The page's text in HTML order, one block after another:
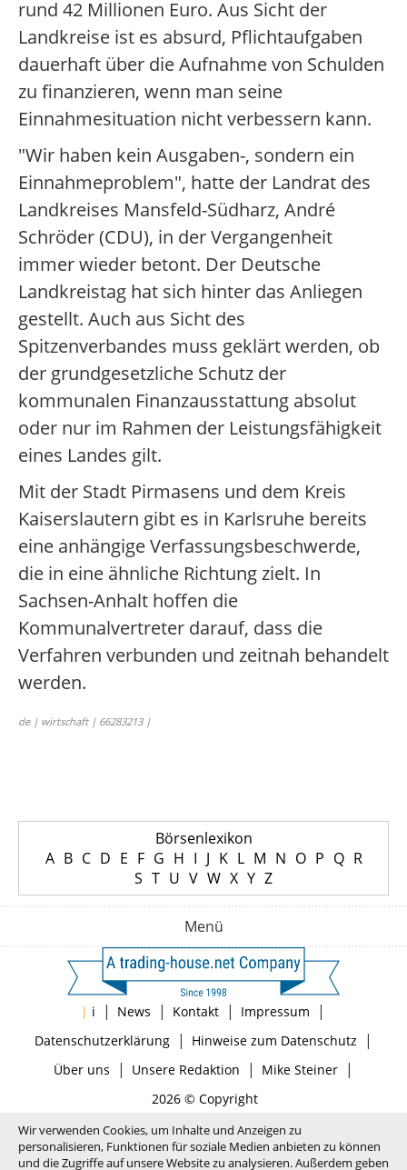
rund 42 Millionen Euro. Aus Sicht der
Landkreise ist es absurd, Pflichtaufgaben
dauerhaft über die Aufnahme von Schulden
zu finanzieren, wenn man seine
Einnahmesituation nicht verbessern kann.
"Wir haben kein Ausgaben-, sondern ein
Einnahmeproblem", hatte der Landrat des
Landkreises Mansfeld-Südharz, André
Schröder (CDU), in der Vergangenheit
immer wieder betont. Der Deutsche
Landkreistag hat sich hinter das Anliegen
gestellt. Auch aus Sicht des
Spitzenverbandes muss geklärt werden, ob
der grundgesetzliche Schutz der
kommunalen Finanzausstattung absolut
oder nur im Rahmen der Leistungsfähigkeit
eines Landes gilt.
Mit der Stadt Pirmasens und dem Kreis
Kaiserslautern gibt es in Karlsruhe bereits
eine anhängige Verfassungsbeschwerde,
die in eine ähnliche Richtung zielt. In
Sachsen-Anhalt hoffen die
Kommunalvertreter darauf, dass die
Verfahren verbunden und zeitnah behandelt
werden.
de | wirtschaft | 66283213 |
Börsenlexikon
A B C D E F G H I J K L M N O P Q R
S T U V W X Y Z
Menü
| i | News | Kontakt | Impressum |
Datenschutzerklärung| Hinweise zum Datenschutz |
Über uns | Unsere Redaktion | Mike Steiner|
2026 © Copyright
Wir verwenden Cookies, um Inhalte und Anzeigen zu
personalisieren, Funktionen für soziale Medien anbieten zu können
und die Zugriffe auf unsere Website zu analysieren. Außerdem geben